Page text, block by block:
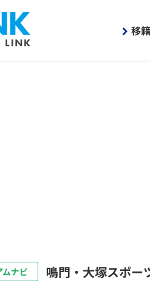
移
ムナビ 鳴門・大塚スポー